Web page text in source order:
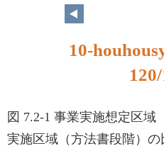
10-
図 7.2-1 事業実施想定区域
実施区域（方法書段階）の